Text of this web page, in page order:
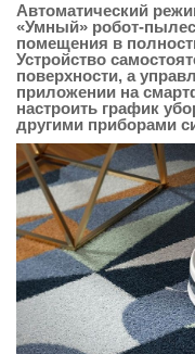
Автоматический
«Умный» робот-
помещения в
Устройство
поверхности, а
приложении на
настроить график
другими приборами